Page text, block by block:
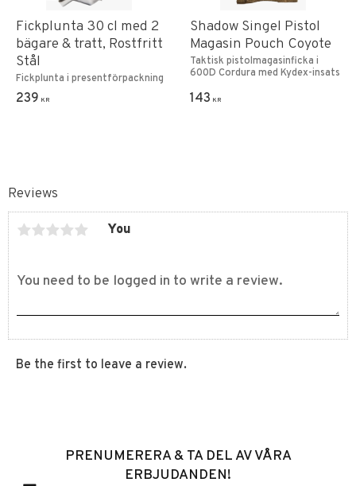
Reviews
You
Be the first to leave a review.
Fickplunta 30 cl med 2
bägare & tratt, Rostfritt
Stål
Fickplunta i presentförpackning
239 KR
Shadow Singel Pistol
Magasin Pouch Coyote
Taktisk pistolmagasinficka i
600D Cordura med Kydex-insats
143 KR
PRENUMERERA & TA DEL AV VÅRA
ERBJUDANDEN!